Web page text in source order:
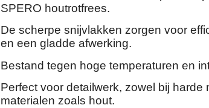
SPERO houtrotfrees.
De scherpe snijvlakken zorgen voor
en een gladde afwerking.
Bestand tegen hoge temperaturen en
Perfect voor detailwerk, zowel bij harde
materialen zoals hout.